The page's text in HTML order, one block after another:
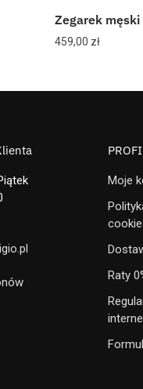
Zegarek męski
459,00 zł
Moje
Raty